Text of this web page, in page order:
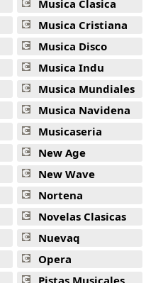
Musica Clasica
Musica Cristiana
Musica Disco
Musica Indu
Musica Mundiales
Musica Navidena
Musicaseria
New Age
New Wave
Nortena
Novelas Clasicas
Nuevaq
Opera
Pistas Musicales